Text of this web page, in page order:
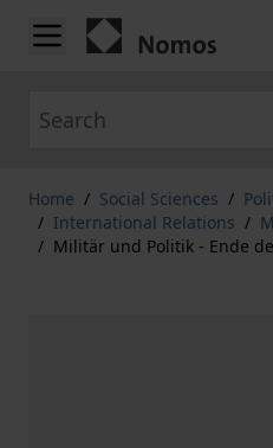
Skip to Content
Home / Social Sciences /
/ International Relations /
/ Militär und Politik - Ende